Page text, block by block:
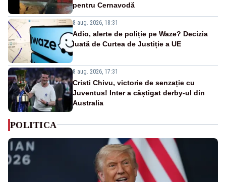
pentru Cernavodă
8 aug. 2026, 18:31
Adio, alerte de poliție pe Waze? Decizia
luată de Curtea de Justiție a UE
8 aug. 2026, 17:31
Cristi Chivu, victorie de senzație cu
Juventus! Inter a câștigat derby-ul din
Australia
POLITICA